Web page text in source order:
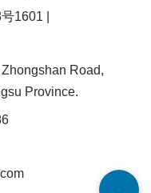
1601 |
Road,
Province.